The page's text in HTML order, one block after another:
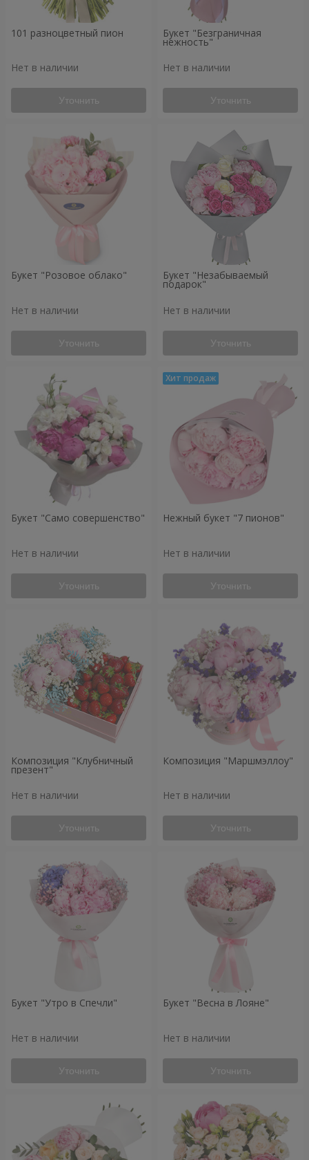
101 разноцветный пион
Нет в наличии
Уточнить
Букет "Безграничная
нежность"
Нет в наличии
Уточнить
Букет "Розовое облако"
Нет в наличии
Уточнить
Букет "Незабываемый
подарок"
Нет в наличии
Уточнить
Букет "Само совершенство"
Нет в наличии
Уточнить
Нежный букет "7 пионов"
Нет в наличии
Уточнить
Композиция "Клубничный
презент"
Нет в наличии
Уточнить
Композиция "Маршмэллоу"
Нет в наличии
Уточнить
Букет "Утро в Спечли"
Нет в наличии
Уточнить
Букет "Весна в Лояне"
Нет в наличии
Уточнить